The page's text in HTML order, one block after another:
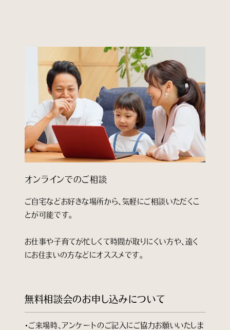
オンラインでのご相談
ご自宅などお好きな場所から、気軽にご相談いただくこ
とが可能です。
お仕事や子育てが忙しくて時間が取りにくい方や、遠く
にお住まいの方などにオススメです。
無料相談会のお申し込みについて
・ご来場時、アンケートのご記入にご協力お願いいたしま